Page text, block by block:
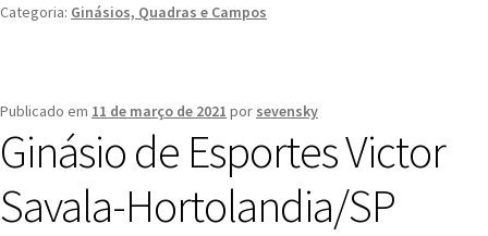
Categoria: Ginásios, Quadras e Campos
Publicado em 11 de março de 2021 por sevensky
Ginásio de Esportes Victor
Savala-Hortolandia/SP